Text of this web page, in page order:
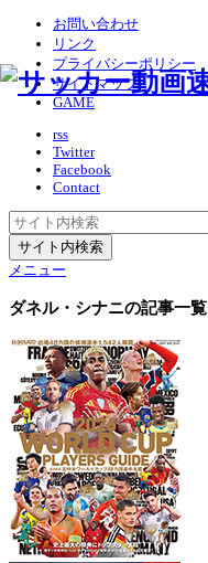
お問い合わせ
リンク
プライバシーポリシー
サイトマップ
GAME
rss
Twitter
Facebook
Contact
メニュー
ダネル・シナニの記事一覧